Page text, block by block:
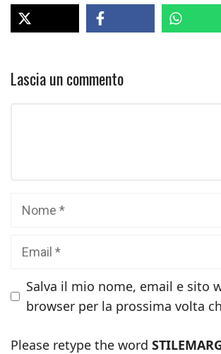
Lascia un commento
Salva il mio nome, email e sito
browser per la prossima volta
Please retype the word